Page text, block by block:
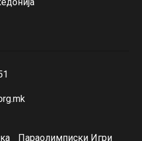
Параолимписки Игри